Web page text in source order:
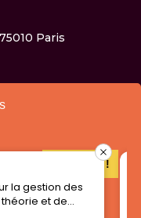
Paris
des
et de
J'accepte !